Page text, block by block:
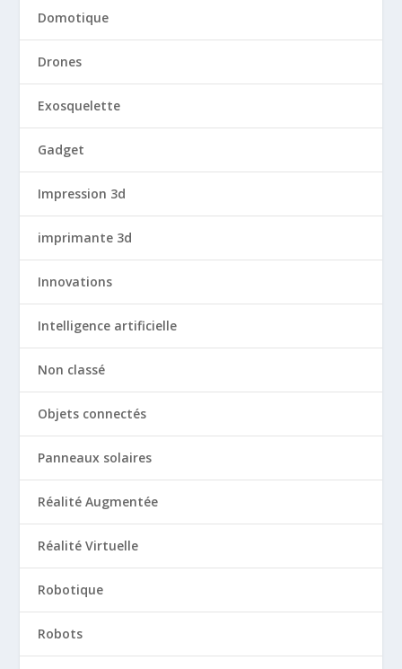
Domotique
Drones
Exosquelette
Gadget
Impression 3d
imprimante 3d
Innovations
Intelligence artificielle
Non classé
Objets connectés
Panneaux solaires
Réalité Augmentée
Réalité Virtuelle
Robotique
Robots